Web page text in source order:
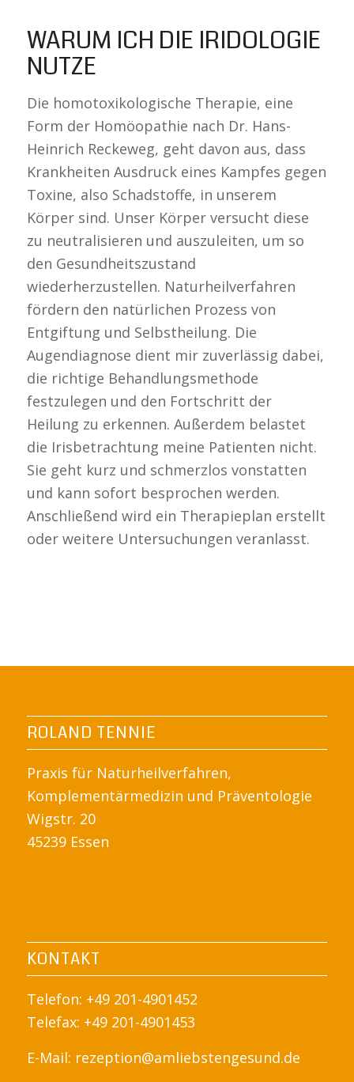
WARUM ICH DIE IRIDOLOGIE
NUTZE
Die homotoxikologische Therapie, eine
Form der Homöopathie nach Dr. Hans-
Heinrich Reckeweg, geht davon aus, dass
Krankheiten Ausdruck eines Kampfes gegen
Toxine, also Schadstoffe, in unserem
Körper sind. Unser Körper versucht diese
zu neutralisieren und auszuleiten, um so
den Gesundheitszustand
wiederherzustellen. Naturheilverfahren
fördern den natürlichen Prozess von
Entgiftung und Selbstheilung. Die
Augendiagnose dient mir zuverlässig dabei,
die richtige Behandlungsmethode
festzulegen und den Fortschritt der
Heilung zu erkennen. Außerdem belastet
die Irisbetrachtung meine Patienten nicht.
Sie geht kurz und schmerzlos vonstatten
und kann sofort besprochen werden.
Anschließend wird ein Therapieplan erstellt
oder weitere Untersuchungen veranlasst.
ROLAND TENNIE
Praxis für Naturheilverfahren,
Komplementärmedizin und Präventologie
Wigstr. 20
45239 Essen
KONTAKT
Telefon: +49 201-4901452
Telefax: +49 201-4901453
E-Mail: rezeption@amliebstengesund.de